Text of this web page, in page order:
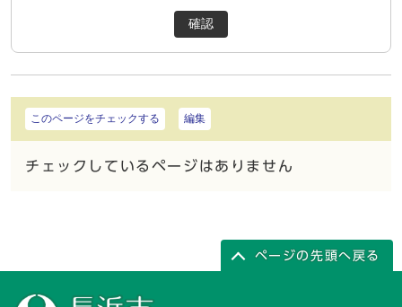
確認
このページをチェックする 編集
チェックしているページはありません
ページの先頭へ戻る